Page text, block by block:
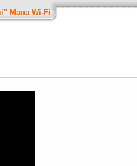
Мапа Wi-Fi